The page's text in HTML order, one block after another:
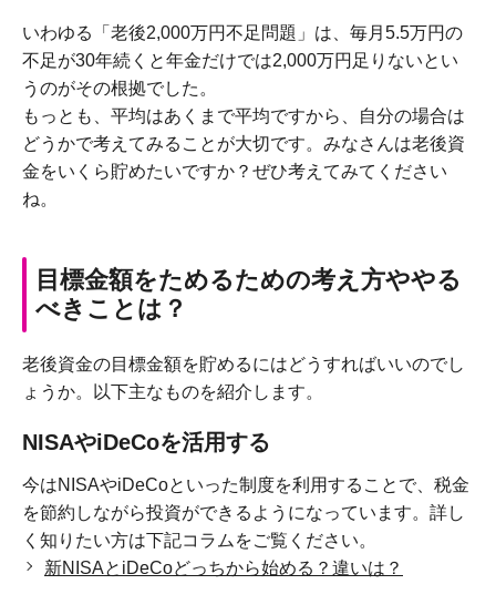
いわゆる「老後2,000万円不足問題」は、毎月5.5万円の
不足が30年続くと年金だけでは2,000万円足りないとい
うのがその根拠でした。
もっとも、平均はあくまで平均ですから、自分の場合は
どうかで考えてみることが大切です。みなさんは老後資
金をいくら貯めたいですか？ぜひ考えてみてください
ね。
目標金額をためるための考え方ややる
べきことは？
老後資金の目標金額を貯めるにはどうすればいいのでし
ょうか。以下主なものを紹介します。
NISAやiDeCoを活用する
今はNISAやiDeCoといった制度を利用することで、税金
を節約しながら投資ができるようになっています。詳し
く知りたい方は下記コラムをご覧ください。
新NISAとiDeCoどっちから始める？違いは？